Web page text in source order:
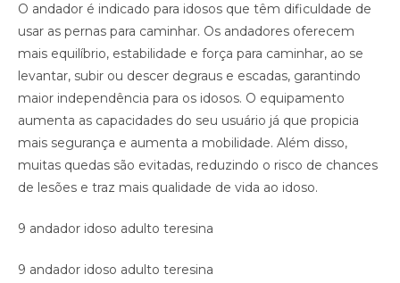
O andador é indicado para idosos que têm dificuldade de
usar as pernas para caminhar. Os andadores oferecem
mais equilíbrio, estabilidade e força para caminhar, ao se
levantar, subir ou descer degraus e escadas, garantindo
maior independência para os idosos. O equipamento
aumenta as capacidades do seu usuário já que propicia
mais segurança e aumenta a mobilidade. Além disso,
muitas quedas são evitadas, reduzindo o risco de chances
de lesões e traz mais qualidade de vida ao idoso.
9 andador idoso adulto teresina
9 andador idoso adulto teresina